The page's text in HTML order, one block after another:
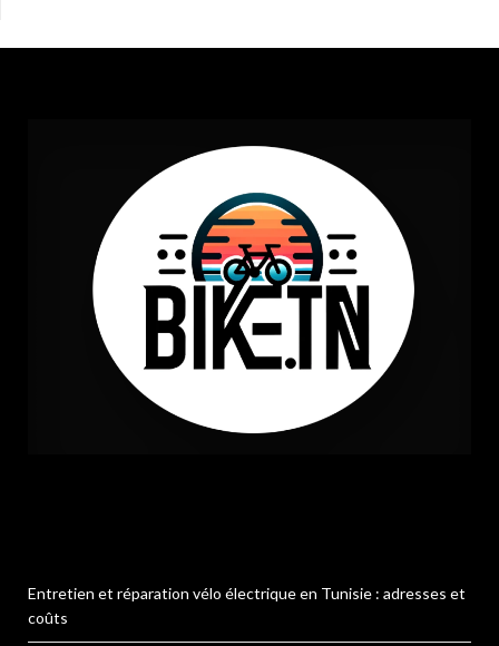
Entretien et réparation vélo électrique en Tunisie : adresses et
coûts